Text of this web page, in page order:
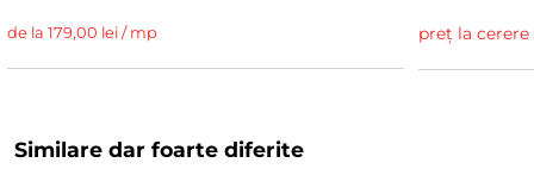
de la 179,00 lei / mp preț la cerere
Similare dar foarte diferite